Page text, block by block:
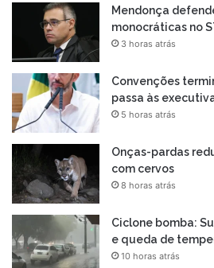
Mendonça
monocráticas no
3 horas atrás
Convenções
passa às
5 horas atrás
Onças-pardas
com cervos
8 horas atrás
Ciclone bomba:
e queda de
10 horas atrás